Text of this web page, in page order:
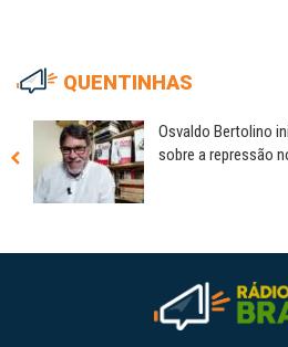
QUENTINHAS
Osvaldo Bertolino
sobre a repressão